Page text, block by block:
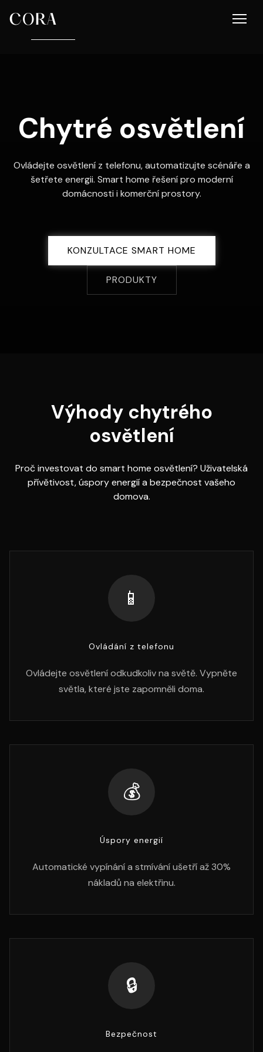
Chytré osvětlení
Ovládejte osvětlení z telefonu, automatizujte scénáře a
šetřete energii. Smart home řešení pro moderní
domácnosti i komerční prostory.
KONZULTACE SMART HOME
PRODUKTY
Výhody chytrého
osvětlení
Proč investovat do smart home osvětlení? Uživatelská
přívětivost, úspory energií a bezpečnost vašeho
domova.
📱
Ovládání z telefonu
Ovládejte osvětlení odkudkoliv na světě. Vypněte
světla, které jste zapomněli doma.
💰
Úspory energií
Automatické vypínání a stmívání ušetří až 30%
nákladů na elektřinu.
🔒
Bezpečnost